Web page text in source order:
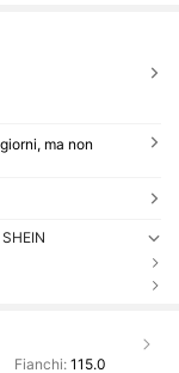
ma non
Fianchi: 115.0